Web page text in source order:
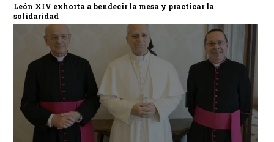
León XIV exhorta a bendecir la mesa y practicar la
solidaridad